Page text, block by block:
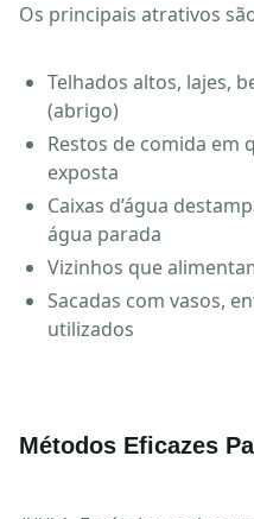
Os principais atrativos
Telhados altos, lajes,
(abrigo)
Restos de comida em
exposta
Caixas d’água
água parada
Vizinhos que
Sacadas com vasos,
utilizados
Métodos Eficazes